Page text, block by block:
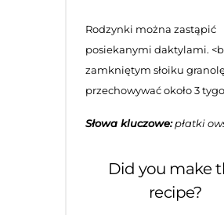
Rodzynki można zastąpić
posiekanymi daktylami.
zamkniętym słoiku
przechowywać około 3
Słowa kluczowe:płatki
Did you make
recipe?